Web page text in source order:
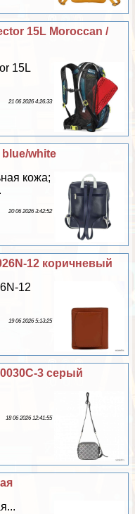
15L Moroccan /
15L
21 06 2026 4:26:33
white
кожа;
20 06 2026 3:42:52
12 коричневый
12
19 06 2026 5:13:25
3 серый
18 06 2026 12:41:55